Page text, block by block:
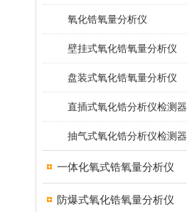
氧化锆氧量分析仪
壁挂式氧化锆氧量分析仪
盘装式氧化锆氧量分析仪
直插式氧化锆分析仪检测器
抽气式氧化锆分析仪检测器
一体化氧式锆氧量分析仪
防爆式氧化锆氧量分析仪